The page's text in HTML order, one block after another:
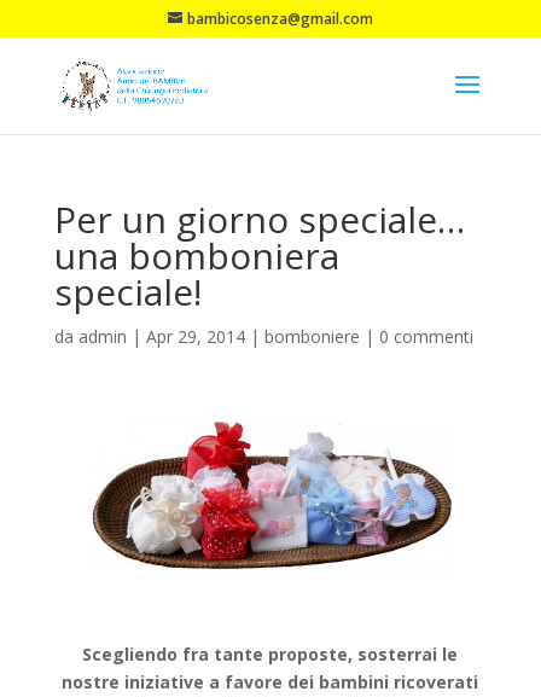
bambicosenza@gmail.com
Per un giorno speciale…
una bomboniera
speciale!
da admin | Apr 29, 2014| bomboniere | 0 commenti
Scegliendo fra tante proposte, sosterrai le
nostre iniziative a favore dei bambini ricoverati